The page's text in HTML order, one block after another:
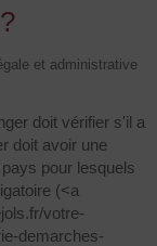
et administrative
doit vérifier s'il a
doit avoir une
pour lesquels
(<a
votre-
demarches-